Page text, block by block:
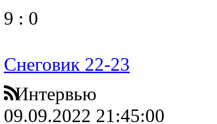
9 : 0
Снеговик 22-23
Интервью
09.09.2022 21:45:00